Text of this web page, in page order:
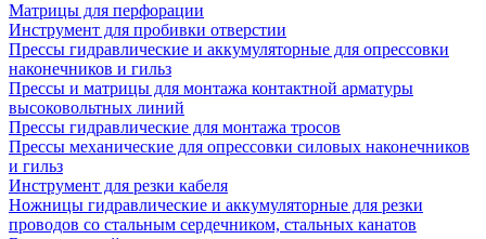
Матрицы для перфорации
Инструмент для пробивки отверстии
Прессы гидравлические и аккумуляторные для опрессовки
наконечников и гильз
Прессы и матрицы для монтажа контактной арматуры
высоковольтных линий
Прессы гидравлические для монтажа тросов
Прессы механические для опрессовки силовых наконечников
и гильз
Инструмент для резки кабеля
Ножницы гидравлические и аккумуляторные для резки
проводов со стальным сердечником, стальных канатов